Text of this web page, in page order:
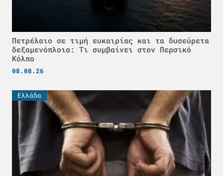
Πετρέλαιο σε τιμή ευκαιρίας και τα δυσεύρετα
δεξαμενόπλοια: Τι συμβαίνει στον Περσικό
Κόλπο
08.08.26
Ελλάδα